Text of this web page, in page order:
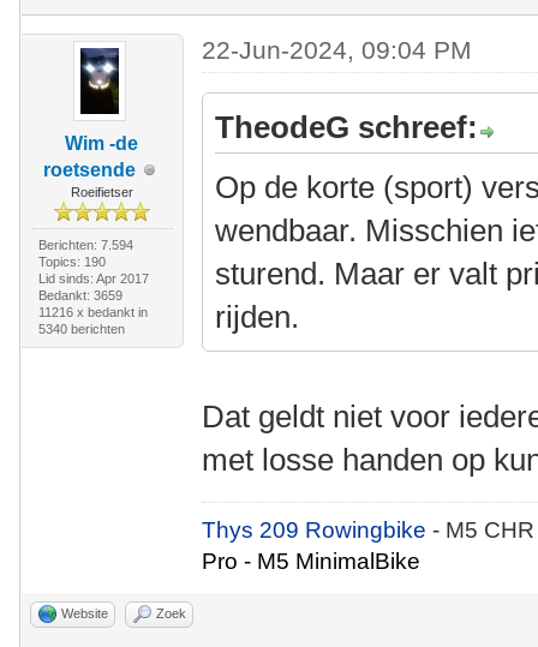
Wim -de
roetsende
Roeifietser
Berichten: 7.594
Topics: 190
Lid sinds: Apr 2017
Bedankt: 3659
11216 x bedankt in
5340 berichten
22-Jun-2024, 09:04 PM
TheodeG schreef:
Op de korte (sport)
wendbaar. Misschien
sturend. Maar er valt
rijden.
Dat geldt niet voor
met losse handen op
Thys 209 Rowingbike- M5
Pro - M5 MinimalBike
Website Zoek